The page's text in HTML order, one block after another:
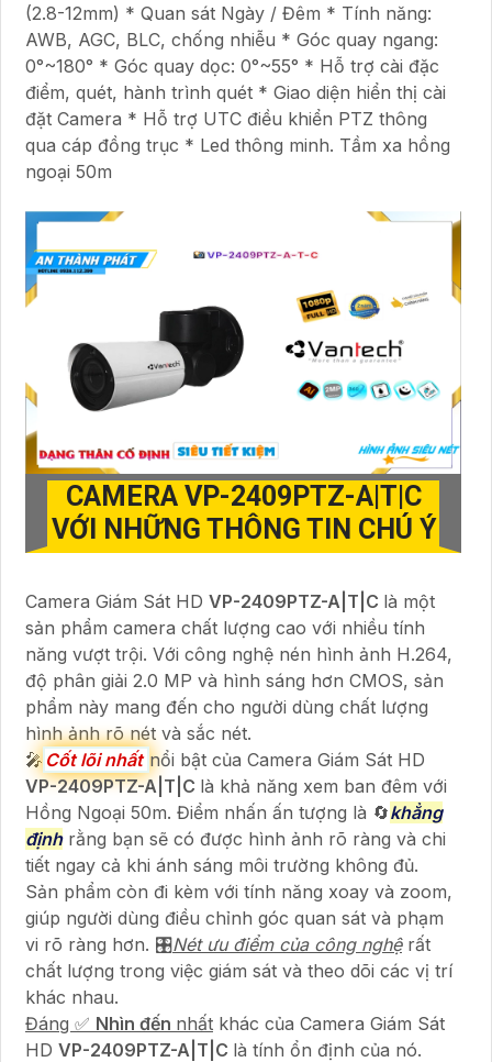
(2.8-12mm) * Quan sát Ngày / Đêm * Tính năng:
AWB, AGC, BLC, chống nhiễu * Góc quay ngang:
0°~180° * Góc quay dọc: 0°~55° * Hỗ trợ cài đặc
điểm, quét, hành trình quét * Giao diện hiển thị cài
đặt Camera * Hỗ trợ UTC điều khiển PTZ thông
qua cáp đồng trục * Led thông minh. Tầm xa hồng
ngoại 50m
CAMERA VP-2409PTZ-A|T|C
VỚI NHỮNG THÔNG TIN CHÚ Ý
Camera Giám Sát HD VP-2409PTZ-A|T|C là một
sản phẩm camera chất lượng cao với nhiều tính
năng vượt trội. Với công nghệ nén hình ảnh H.264,
độ phân giải 2.0 MP và hình sáng hơn CMOS, sản
phẩm này mang đến cho người dùng chất lượng
hình ảnh rõ nét và sắc nét.
🎤 Cốt lõi nhất nổi bật của Camera Giám Sát HD
VP-2409PTZ-A|T|C là khả năng xem ban đêm với
Hồng Ngoại 50m. Điểm nhấn ấn tượng là 🔄khẳng
địnhrằng bạn sẽ có được hình ảnh rõ ràng và chi
tiết ngay cả khi ánh sáng môi trường không đủ.
Sản phẩm còn đi kèm với tính năng xoay và zoom,
giúp người dùng điều chỉnh góc quan sát và phạm
vi rõ ràng hơn. 🎛Nét ưu điểm của công nghệrất
chất lượng trong việc giám sát và theo dõi các vị trí
khác nhau.
Đáng ️✅ Nhìn đến nhất khác của Camera Giám Sát
HD VP-2409PTZ-A|T|C là tính ổn định của nó.